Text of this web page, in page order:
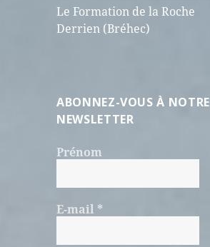
Le Formation de la Roche
Derrien (Bréhec)
ABONNEZ-VOUS À NOTRE
NEWSLETTER
Prénom
E-mail *